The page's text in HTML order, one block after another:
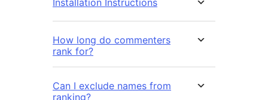
Installation Instructions
How long do commenters
rank for?
Can I exclude names from
ranking?